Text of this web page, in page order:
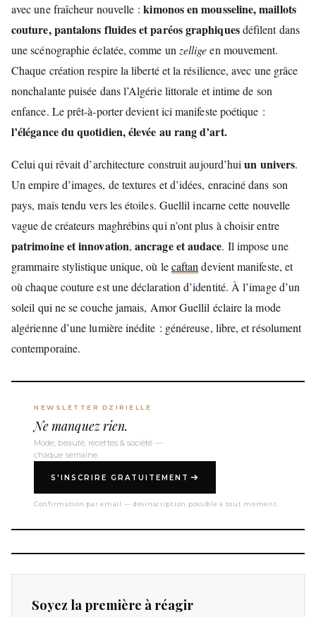
avec une fraîcheur nouvelle :kimonos en mousseline, maillots
couture, pantalons fluides et paréos graphiquesdéfilent dans
une scénographie éclatée, comme unzelligeen mouvement.
Chaque création respire la liberté et la résilience, avec une grâce
nonchalante puisée dans l’Algérie littorale et intime de son
enfance. Le prêt-à-porter devient ici manifeste poétique :
l’élégance du quotidien, élevée au rang d’art.
Celui qui rêvait d’architecture construit aujourd’huiun univers.
Un empire d’images, de textures et d’idées, enraciné dans son
pays, mais tendu vers les étoiles. Guellil incarne cette nouvelle
vague de créateurs maghrébins qui n’ont plus à choisir entre
patrimoine et innovation,ancrage et audace. Il impose une
grammaire stylistique unique, où lecaftandevient manifeste, et
où chaque couture est une déclaration d’identité. À l’image d’un
soleil qui ne se couche jamais, Amor Guellil éclaire la mode
algérienne d’une lumière inédite : généreuse, libre, et résolument
contemporaine.
NEWSLETTER DZIRIELLE
Ne manquez rien.
Mode, beauté, recettes & société —
chaque semaine.
S'INSCRIRE GRATUITEMENT
Confirmation par email — désinscription possible à tout moment.
Soyez la première à réagir